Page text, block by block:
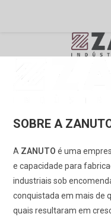
SOBRE A
A ZANUTO é uma
e capacidade para
industriais sob
conquistada em mais de
quais resultaram em